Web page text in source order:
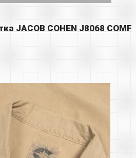
JACOB COHEN J8068 COMF